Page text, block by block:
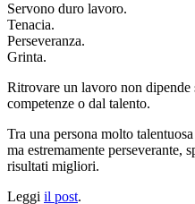
Servono duro lavoro.
Tenacia.
Perseveranza.
Grinta.
Ritrovare un lavoro non dipende
competenze o dal talento.
Tra una persona molto
ma estremamente perseverante,
risultati migliori.
Leggi il post.